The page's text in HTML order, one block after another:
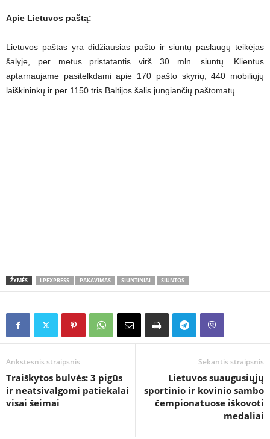
Apie Lietuvos paštą:
Lietuvos paštas yra didžiausias pašto ir siuntų paslaugų teikėjas
šalyje, per metus pristatantis virš 30 mln. siuntų. Klientus
aptarnaujame pasitelkdami apie 170 pašto skyrių, 440 mobiliųjų
laiškininkų ir per 1150 tris Baltijos šalis jungiančių paštomatų.
ŽYMĖS LPEXPRESS PAKAVIMAS SIUNTINIAI SIUNTOS
Ankstesnis straipsnis
Traiškytos bulvės: 3 pigūs
ir neatsivalgomi patiekalai
visai šeimai
Sekantis straipsnis
Lietuvos suaugusiųjų
sportinio ir kovinio sambo
čempionatuose iškovoti
medaliai